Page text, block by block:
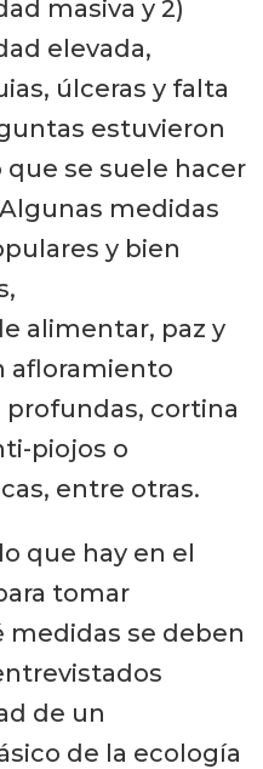
masiva y 2)
elevada,
úlceras y falta
estuvieron
se suele hacer
medidas
y bien
alimentar, paz y
afloramiento
profundas, cortina
piojos o
entre otras.
que hay en el
tomar
medidas se deben
de un
de la ecología